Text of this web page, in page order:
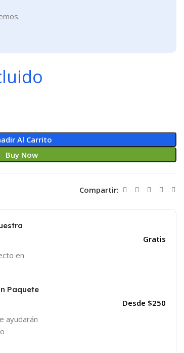
Al Carrito
Buy Now
Compartir:
en
Gratis
Paquete
ayudarán
Desde $250